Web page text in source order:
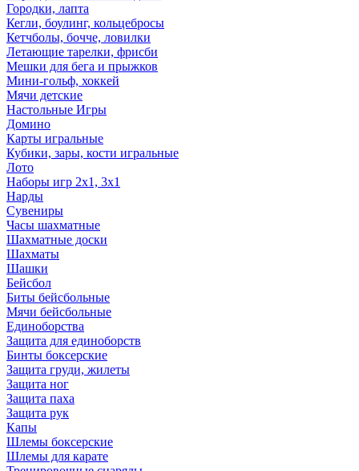
Городки, лапта
Кегли, боулинг, кольцебросы
Кетчболы, бочче, ловилки
Летающие тарелки, фрисби
Мешки для бега и прыжков
Мини-гольф, хоккей
Мячи детские
Настольные Игры
Домино
Карты игральные
Кубики, зары, кости игральные
Лото
Наборы игр 2х1, 3х1
Нарды
Сувениры
Часы шахматные
Шахматные доски
Шахматы
Шашки
Бейсбол
Биты бейсбольные
Мячи бейсбольные
Единоборства
Защита для единоборств
Бинты боксерские
Защита груди, жилеты
Защита ног
Защита паха
Защита рук
Капы
Шлемы боксерские
Шлемы для карате